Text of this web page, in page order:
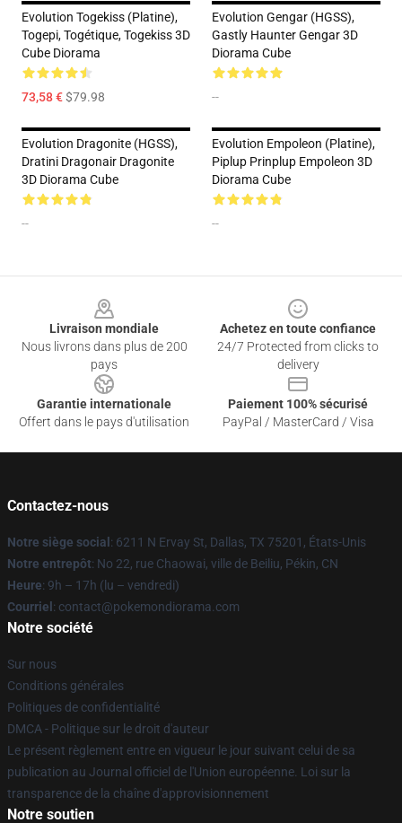
Evolution Togekiss (Platine),
Togepi, Togétique, Togekiss 3D
Cube Diorama
73,58 €$79.98
Evolution Gengar (HGSS),
Gastly Haunter Gengar 3D
Diorama Cube
--
Evolution Dragonite (HGSS),
Dratini Dragonair Dragonite
3D Diorama Cube
--
Evolution Empoleon (Platine),
Piplup Prinplup Empoleon 3D
Diorama Cube
--
Livraison mondiale
Nous livrons dans plus de 200
pays
Achetez en toute confiance
24/7 Protected from clicks to
delivery
Garantie internationale
Offert dans le pays d'utilisation
Paiement 100% sécurisé
PayPal / MasterCard / Visa
Contactez-nous
Notre siège social : 6211 N Ervay St, Dallas, TX 75201, États-Unis
Notre entrepôt: No 22, rue Chaowai, ville de Beiliu, Pékin, CN
Heure: 9h – 17h (lu – vendredi)
Courriel : contact@pokemondiorama.com
Notre société
Sur nous
Conditions générales
Politiques de confidentialité
DMCA - Politique sur le droit d'auteur
Le présent règlement entre en vigueur le jour suivant celui de sa
publication au Journal officiel de l'Union européenne. Loi sur la
transparence de la chaîne d'approvisionnement
Notre soutien